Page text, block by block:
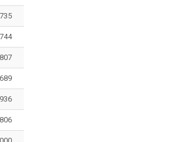
.735
.744
.807
.689
.936
.806